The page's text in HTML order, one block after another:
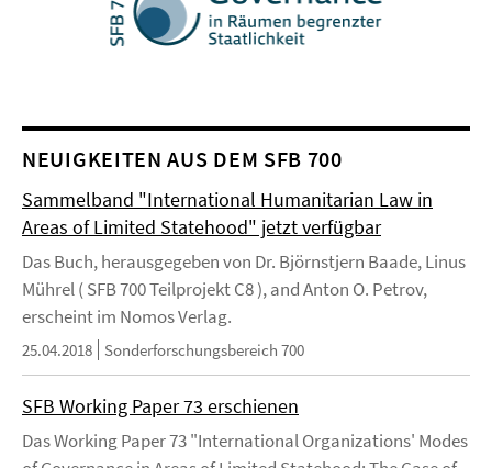
NEUIGKEITEN AUS DEM SFB 700
Sammelband "International Humanitarian Law in
Areas of Limited Statehood" jetzt verfügbar
Das Buch, herausgegeben von Dr. Björnstjern Baade, Linus
Mührel ( SFB 700 Teilprojekt C8 ), and Anton O. Petrov,
erscheint im Nomos Verlag.
25.04.2018 Sonderforschungsbereich 700
SFB Working Paper 73 erschienen
Das Working Paper 73 "International Organizations' Modes